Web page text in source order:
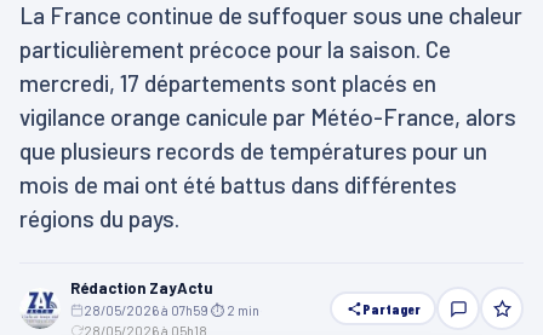
La France continue de suffoquer sous une chaleur
particulièrement précoce pour la saison. Ce
mercredi, 17 départements sont placés en
vigilance orange canicule par Météo-France, alors
que plusieurs records de températures pour un
mois de mai ont été battus dans différentes
régions du pays.
Rédaction ZayActu
28/05/2026 à 07h59 ⏱ 2 min
28/05/2026 à 05h18
Partager